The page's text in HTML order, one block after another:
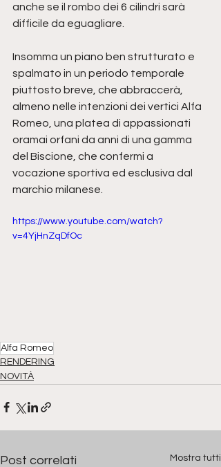
anche se il rombo dei 6 cilindri sarà
difficile da eguagliare.
Insomma un piano ben strutturato e
spalmato in un periodo temporale
piuttosto breve, che abbraccerà,
almeno nelle intenzioni dei vertici Alfa
Romeo, una platea di appassionati
oramai orfani da anni di una gamma
del Biscione, che confermi a
vocazione sportiva ed esclusiva dal
marchio milanese.
https://www.youtube.com/watch?
v=4YjHnZqDfOc
Alfa Romeo
RENDERING
NOVITÀ
Post correlati Mostra tutti